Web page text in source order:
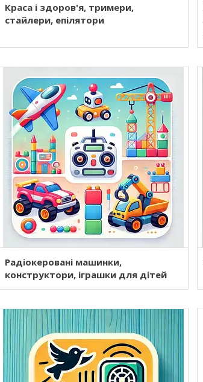
Краса і здоров'я, тримери,
стайлери, епілятори
Радіокеровані машинки,
конструктори, іграшки для дітей